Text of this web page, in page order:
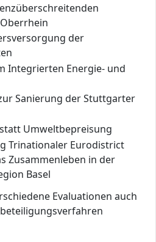
der
Integrierten Energie- und
Sanierung der Stuttgarter
Umweltbepreisung
Trinationaler Eurodistrict
Zusammenleben in der
Basel
Evaluationen auch